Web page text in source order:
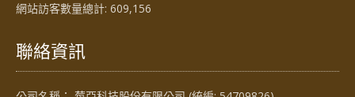
網站訪客數量總計: 609,156
聯絡資訊